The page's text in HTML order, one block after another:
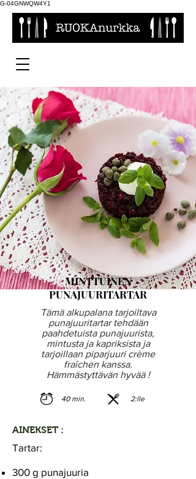
G-04GNWQW4Y1
AINEKSET :
Tartar:
300 g punajuuria
MINTTUINEN
PUNAJUURITARTAR
Tämä alkupalana tarjoiltava
punajuuritartar tehdään
paahdetuista punajuurista,
mintusta ja kapriksista ja
tarjoillaan piparjuuri crème
fraîchen kanssa.
Hämmästyttävän hyvää !
40 min. 2:lle